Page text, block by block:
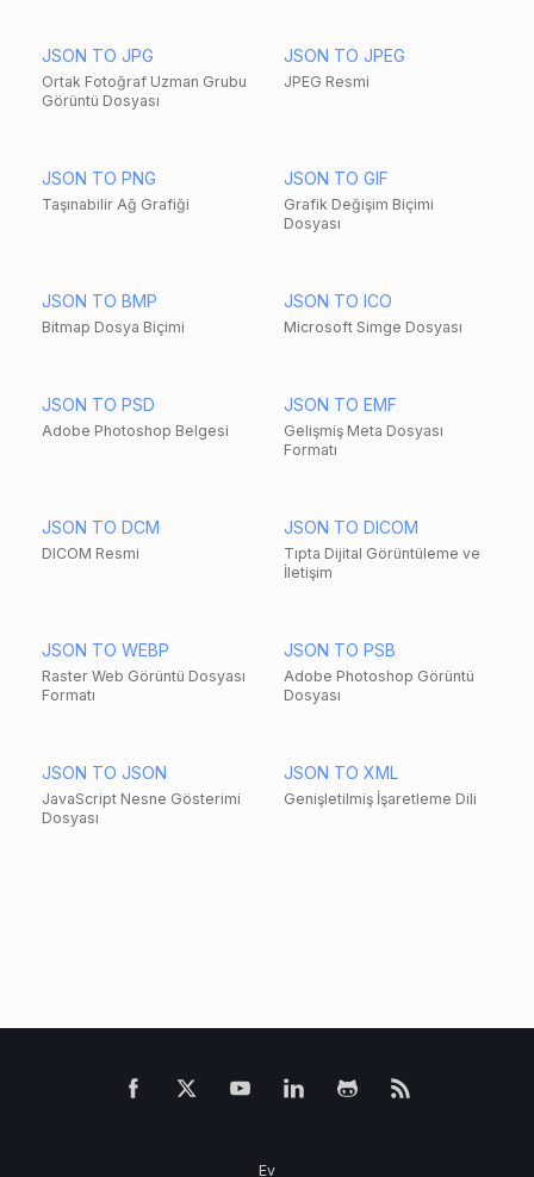
JSON TO JPG
Ortak Fotoğraf Uzman Grubu
Görüntü Dosyası
JSON TO JPEG
JPEG Resmi
JSON TO PNG
Taşınabilir Ağ Grafiği
JSON TO GIF
Grafik Değişim Biçimi
Dosyası
JSON TO BMP
Bitmap Dosya Biçimi
JSON TO ICO
Microsoft Simge Dosyası
JSON TO PSD
Adobe Photoshop Belgesi
JSON TO EMF
Gelişmiş Meta Dosyası
Formatı
JSON TO DCM
DICOM Resmi
JSON TO DICOM
Tıpta Dijital Görüntüleme ve
İletişim
JSON TO WEBP
Raster Web Görüntü Dosyası
Formatı
JSON TO PSB
Adobe Photoshop Görüntü
Dosyası
JSON TO JSON
JavaScript Nesne Gösterimi
Dosyası
JSON TO XML
Genişletilmiş İşaretleme Dili
Ev